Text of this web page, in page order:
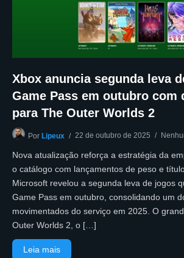
Xbox anuncia segunda leva
Game Pass em outubro com
para The Outer Worlds 2
Por Lipeux 22 de outubro de 2025
Nova atualização reforça a estratégia da
o catálogo com lançamentos de peso e
Microsoft revelou a segunda leva de jogos
Game Pass em outubro, consolidando um
movimentados do serviço em 2025. O
Outer Worlds 2, o […]
Leia mais